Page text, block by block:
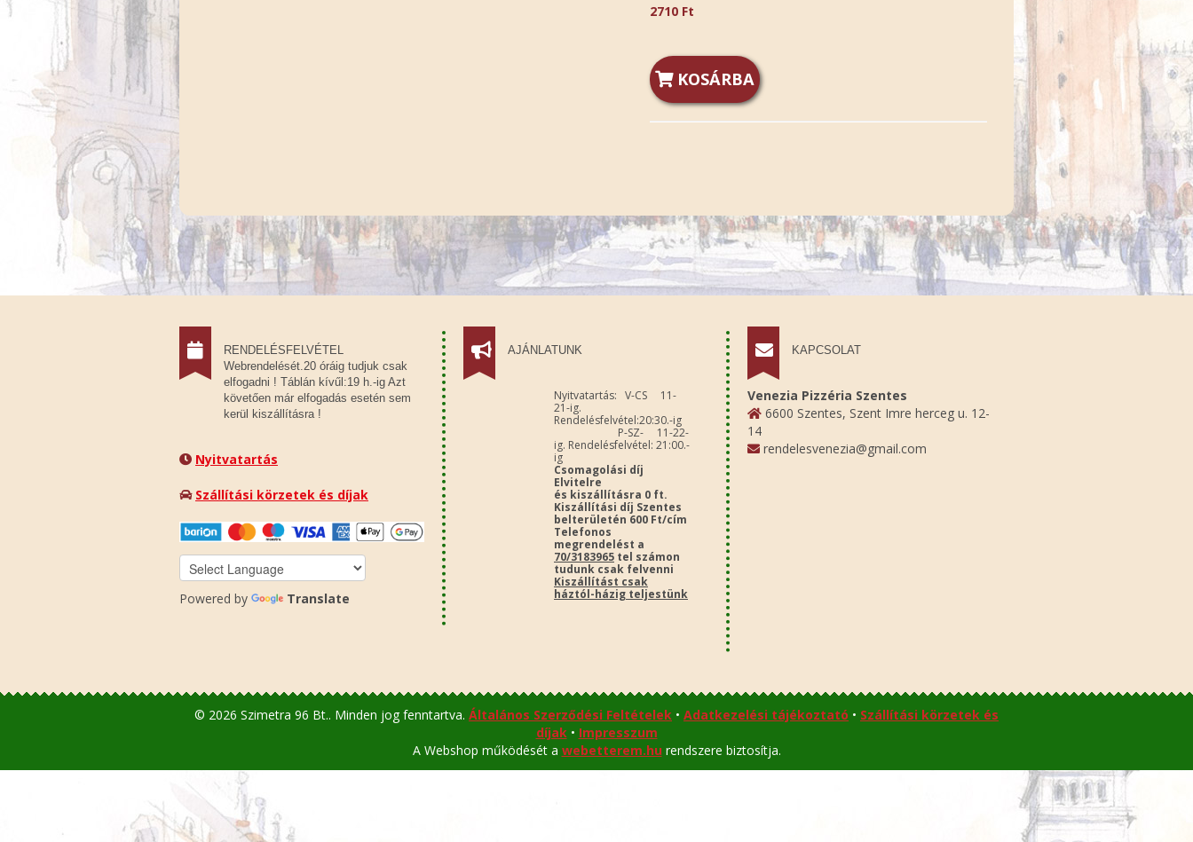
2710 Ft
KOSÁRBA
RENDELÉSFELVÉTEL
Webrendelését.20 óráig tudjuk csak
elfogadni ! Táblán kívűl:19 h.-ig Azt
követően már elfogadás esetén sem
kerül kiszállításra !
Nyitvatartás
Szállítási körzetek és díjak
Powered by Translate
AJÁNLATUNK
Nyitvatartás: V-CS 11-
21-ig.
Rendelésfelvétel:20:30.-ig
P-SZ- 11-22-
ig. Rendelésfelvétel: 21:00.-
ig
Csomagolási díj
Elvitelre
és kiszállításra 0 ft.
Kiszállítási díj Szentes
belterületén 600 Ft/cím
Telefonos
megrendelést a
70/3183965 tel számon
tudunk csak felvenni
Kiszállítást csak
háztól-házig teljestünk
KAPCSOLAT
Venezia Pizzéria Szentes
6600 Szentes, Szent Imre herceg u. 12-
14
rendelesvenezia@gmail.com
© 2026 Szimetra 96 Bt.. Minden jog fenntartva. Általános Szerződési Feltételek • Adatkezelési tájékoztató • Szállítási körzetek és
díjak• Impresszum
A Webshop működését a webetterem.hu rendszere biztosítja.